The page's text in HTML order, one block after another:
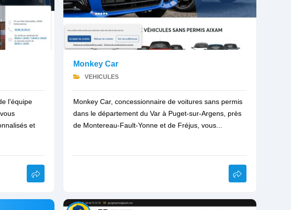
l'équipe
et
Monkey Car
VEHICULES
Monkey Car, concessionnaire de voitures sans permis
dans le département du Var à Puget-sur-Argens, près
de Montereau-Fault-Yonne et de Fréjus, vous...